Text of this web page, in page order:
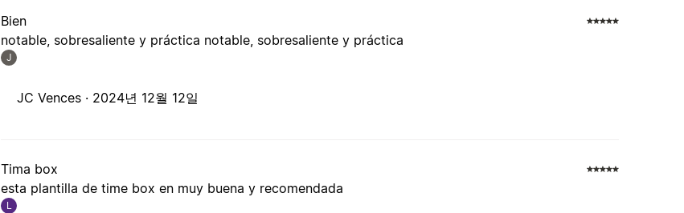
Bien
notable, sobresaliente y práctica notable, sobresaliente y práctica
J
JC Vences · 2024년 12월 12일
Tima box
esta plantilla de time box en muy buena y recomendada
L